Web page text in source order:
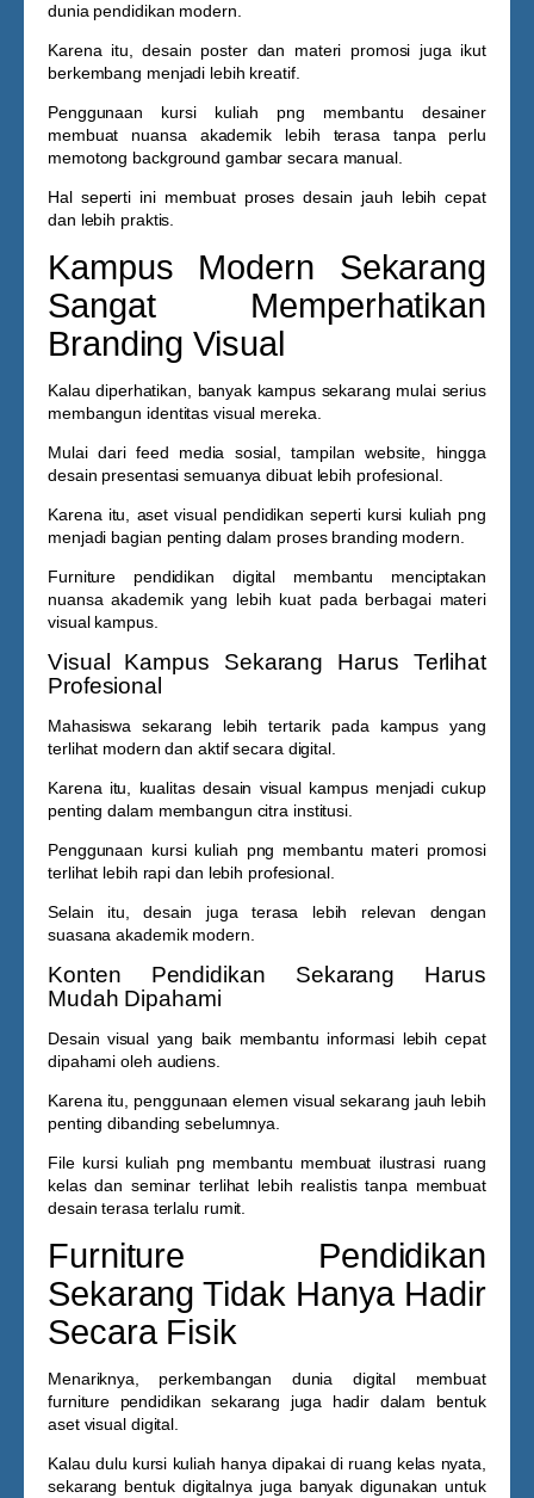
dunia pendidikan modern.
Karena itu, desain poster dan materi promosi juga ikut
berkembang menjadi lebih kreatif.
Penggunaan kursi kuliah png membantu desainer
membuat nuansa akademik lebih terasa tanpa perlu
memotong background gambar secara manual.
Hal seperti ini membuat proses desain jauh lebih cepat
dan lebih praktis.
Kampus Modern Sekarang
Sangat Memperhatikan
Branding Visual
Kalau diperhatikan, banyak kampus sekarang mulai serius
membangun identitas visual mereka.
Mulai dari feed media sosial, tampilan website, hingga
desain presentasi semuanya dibuat lebih profesional.
Karena itu, aset visual pendidikan seperti kursi kuliah png
menjadi bagian penting dalam proses branding modern.
Furniture pendidikan digital membantu menciptakan
nuansa akademik yang lebih kuat pada berbagai materi
visual kampus.
Visual Kampus Sekarang Harus Terlihat
Profesional
Mahasiswa sekarang lebih tertarik pada kampus yang
terlihat modern dan aktif secara digital.
Karena itu, kualitas desain visual kampus menjadi cukup
penting dalam membangun citra institusi.
Penggunaan kursi kuliah png membantu materi promosi
terlihat lebih rapi dan lebih profesional.
Selain itu, desain juga terasa lebih relevan dengan
suasana akademik modern.
Konten Pendidikan Sekarang Harus
Mudah Dipahami
Desain visual yang baik membantu informasi lebih cepat
dipahami oleh audiens.
Karena itu, penggunaan elemen visual sekarang jauh lebih
penting dibanding sebelumnya.
File kursi kuliah png membantu membuat ilustrasi ruang
kelas dan seminar terlihat lebih realistis tanpa membuat
desain terasa terlalu rumit.
Furniture Pendidikan
Sekarang Tidak Hanya Hadir
Secara Fisik
Menariknya, perkembangan dunia digital membuat
furniture pendidikan sekarang juga hadir dalam bentuk
aset visual digital.
Kalau dulu kursi kuliah hanya dipakai di ruang kelas nyata,
sekarang bentuk digitalnya juga banyak digunakan untuk